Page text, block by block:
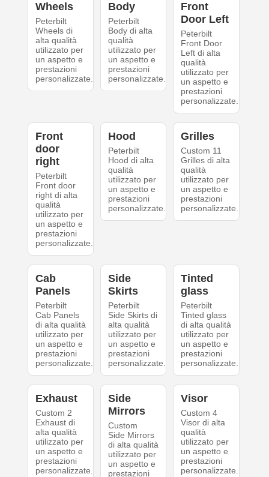
Wheels
Peterbilt
Wheels di
alta qualità
utilizzato per
un aspetto e
prestazioni
personalizzate.
Body
Peterbilt
Body di alta
qualità
utilizzato per
un aspetto e
prestazioni
personalizzate.
Front
Door Left
Peterbilt
Front Door
Left di alta
qualità
utilizzato per
un aspetto e
prestazioni
personalizzate.
Front
door
right
Peterbilt
Front door
right di alta
qualità
utilizzato per
un aspetto e
prestazioni
personalizzate.
Hood
Peterbilt
Hood di alta
qualità
utilizzato per
un aspetto e
prestazioni
personalizzate.
Grilles
Custom 11
Grilles di alta
qualità
utilizzato per
un aspetto e
prestazioni
personalizzate.
Cab
Panels
Peterbilt
Cab Panels
di alta qualità
utilizzato per
un aspetto e
prestazioni
personalizzate.
Side
Skirts
Peterbilt
Side Skirts di
alta qualità
utilizzato per
un aspetto e
prestazioni
personalizzate.
Tinted
glass
Peterbilt
Tinted glass
di alta qualità
utilizzato per
un aspetto e
prestazioni
personalizzate.
Exhaust
Custom 2
Exhaust di
alta qualità
utilizzato per
un aspetto e
prestazioni
personalizzate.
Side
Mirrors
Custom
Side Mirrors
di alta qualità
utilizzato per
un aspetto e
prestazioni
Visor
Custom 4
Visor di alta
qualità
utilizzato per
un aspetto e
prestazioni
personalizzate.